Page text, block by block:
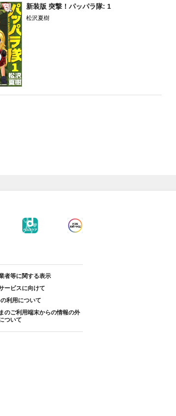
新装版 突撃！パッパラ隊: 1
松沢夏樹
者等に関する表示
ービスに向けて
利用について
のご利用端末からの情報の外
ついて